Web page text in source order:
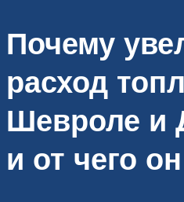
Почему
расход
Шевроле и
и от чего